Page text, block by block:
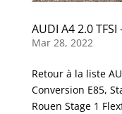
AUDI A4 2.0 TFSI
Mar 28, 2022
Retour à la liste
Conversion E85,
Rouen Stage 1